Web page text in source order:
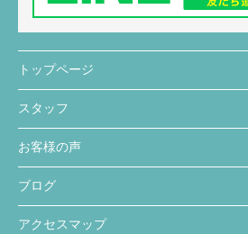
トップページ
スタッフ
お客様の声
ブログ
アクセスマップ